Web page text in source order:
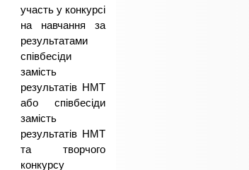
участь у конкурсі
на навчання за
результатами
співбесіди
замість
результатів НМТ
або співбесіди
замість
результатів НМТ
та творчого
конкурсу